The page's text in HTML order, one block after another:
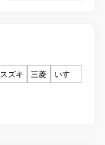
スズキ 三菱
いすゞ